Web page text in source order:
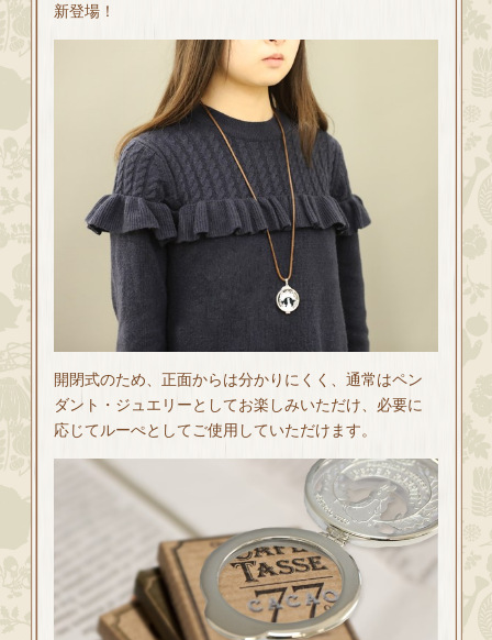
新登場！
開閉式のため、正面からは分かりにくく、通常はペン
ダント・ジュエリーとしてお楽しみいただけ、必要に
応じてルーぺとしてご使用していただけます。